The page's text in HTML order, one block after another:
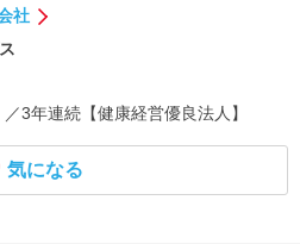
社
3年連続【健康経営優良法人】
気になる